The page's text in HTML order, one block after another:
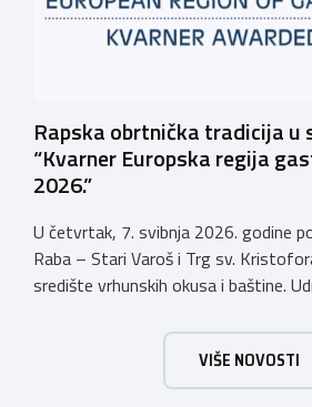
Rapska obrtnička tradicija u
“Kvarner Europska regija
2026.”
U četvrtak, 7. svibnja 2026. godine
Raba – Stari Varoš i Trg sv.
središte vrhunskih okusa i baštine.
manifestacije kojom Kvarner i
godinu kao Europska regija
Kvarner za stolom – Povratak
VIŠE NOVOSTI